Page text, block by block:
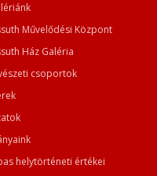
Művelődési Központ
Ház Galéria
csoportok
helytörténeti értékei